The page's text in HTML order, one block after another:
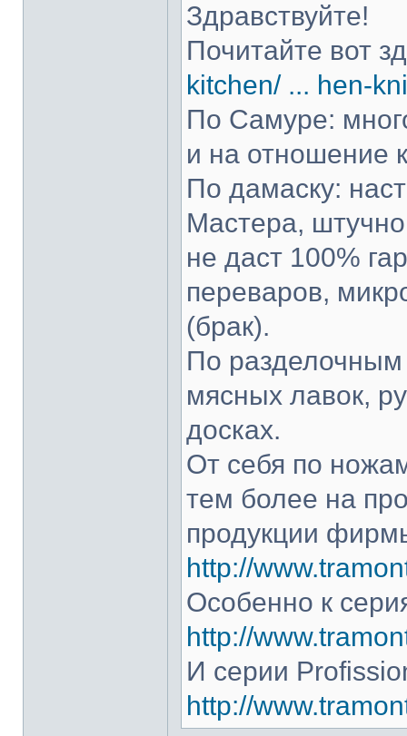
Здравствуйте!
Почитайте вот
kitchen/ ... hen-
По Самуре:
и на отношение
По дамаску:
Мастера,
не даст 100%
переваров,
(брак).
По разделочным
мясных лавок,
досках.
От себя по
тем более на
продукции
http://
Особенно к
http://
И серии
http://